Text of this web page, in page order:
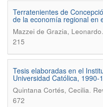
Terratenientes de
de la economía regional en
Mazzei de Grazia, Leonardo.
215
Tesis elaboradas en el
Universidad Católica, 1990-
Quintana Cortés, Cecilia.
672